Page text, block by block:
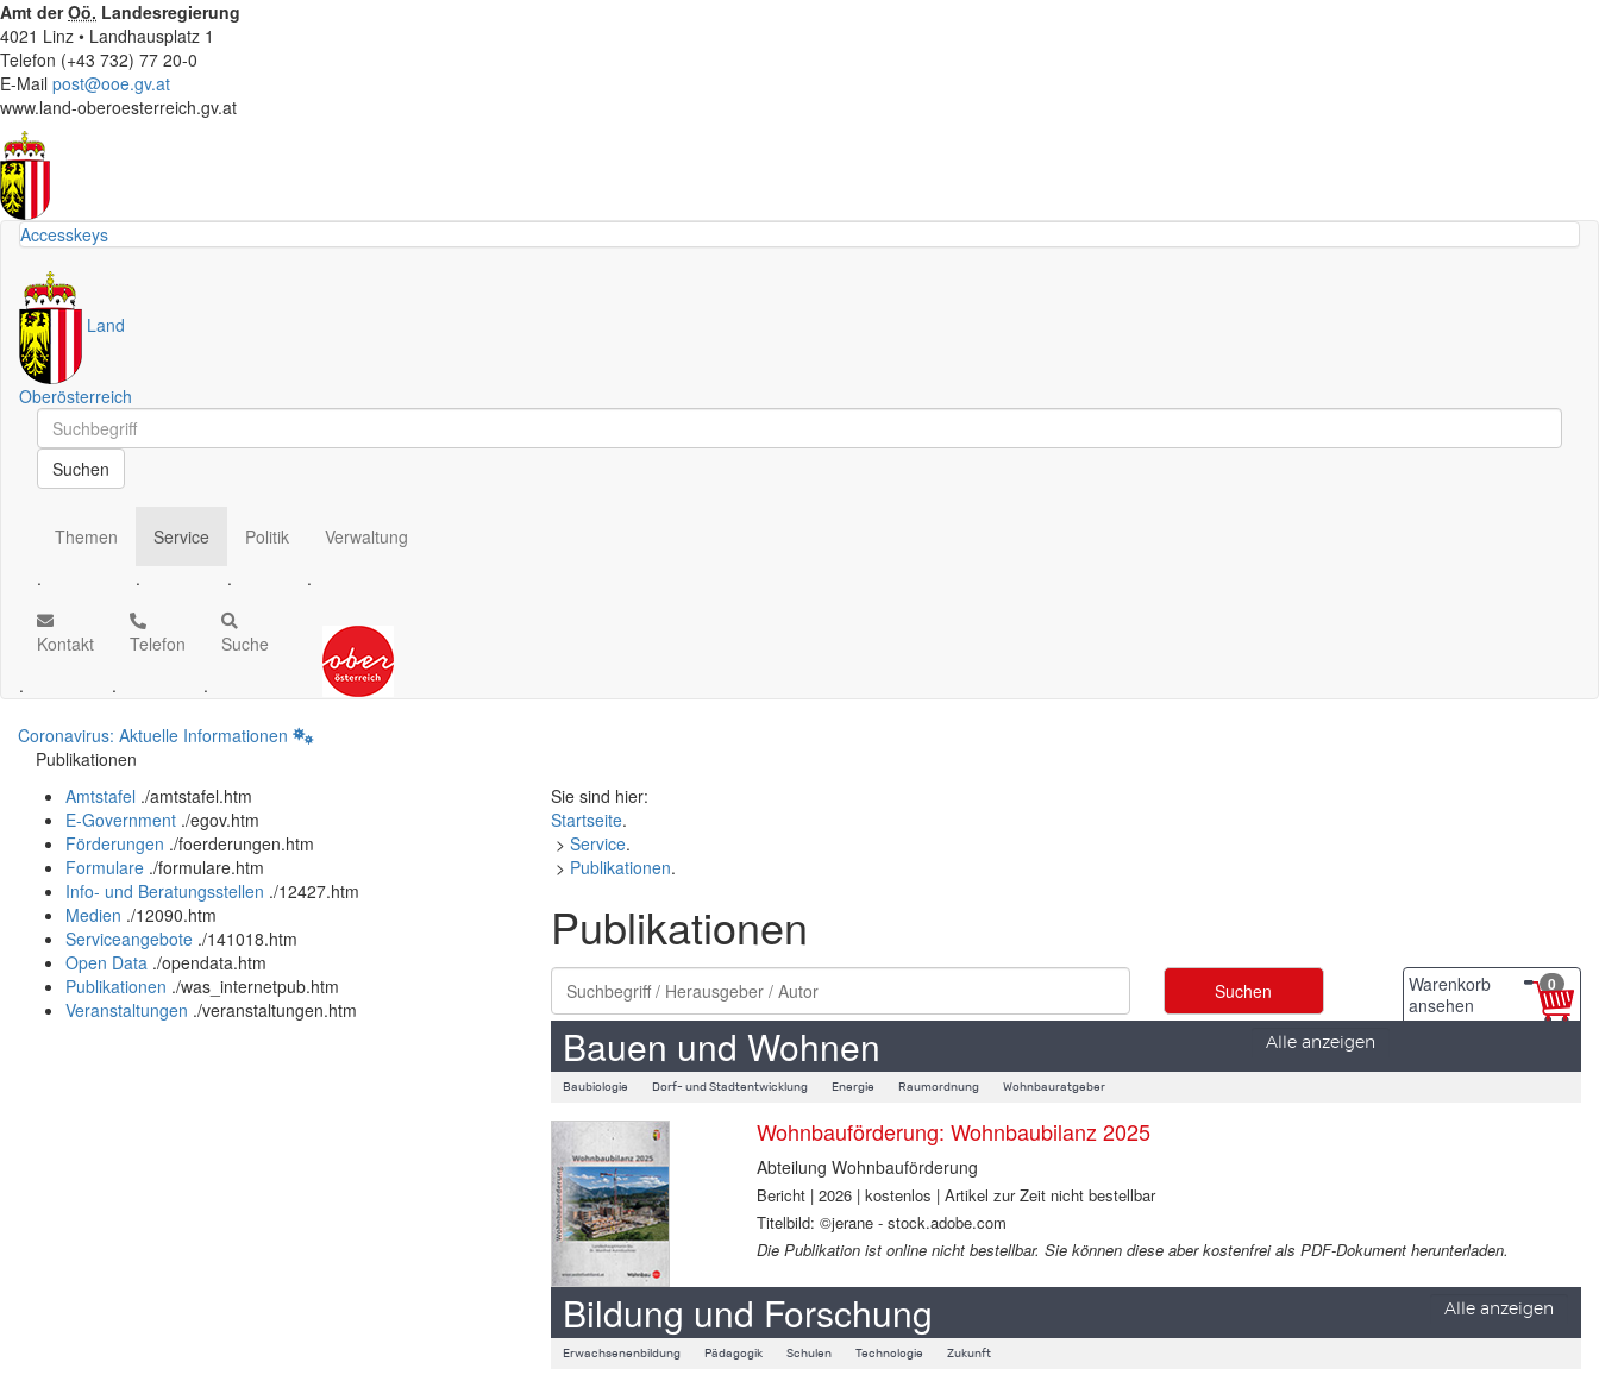
Amt derOö. Landesregierung
4021 Linz • Landhausplatz 1
Telefon (+43 732) 77 20-0
E-Mail post@ooe.gv.at
www.land-oberoesterreich.gv.at
Accesskeys
Land
Oberösterreich
Schnellsuche
Schnellsuche
Suchen
Themen
.
Service
.
Politik
.
Verwaltung
.
Kontakt
.
Telefon
.
Suche
.
Coronavirus: Aktuelle Informationen
Publikationen
Amtstafel ./amtstafel.htm
E-Government ./egov.htm
Förderungen ./foerderungen.htm
Formulare ./formulare.htm
Info- und Beratungsstellen ./12427.htm
Medien ./12090.htm
Serviceangebote ./141018.htm
Open Data ./opendata.htm
Publikationen ./was_internetpub.htm
Veranstaltungen ./veranstaltungen.htm
Sie sind hier:
Startseite.
> Service.
> Publikationen.
Publikationen
Warenkorb
ansehen
0
Bauen und Wohnen Alle anzeigen
Baubiologie Dorf- und Stadtentwicklung Energie Raumordnung Wohnbauratgeber
Wohnbauförderung: Wohnbaubilanz 2025
Abteilung Wohnbauförderung
Bericht | 2026 | kostenlos | Artikel zur Zeit nicht bestellbar
Titelbild: ©jerane - stock.adobe.com
Die Publikation ist online nicht bestellbar. Sie können diese aber kostenfrei als PDF-Dokument herunterladen.
Bildung und Forschung Alle anzeigen
Erwachsenenbildung Pädagogik Schulen Technologie Zukunft